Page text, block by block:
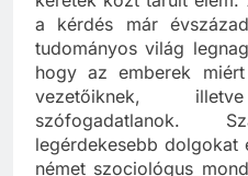
a kérdés már
tudományos világ
hogy az emberek
vezetőiknek,
szófogadatlanok.
legérdekesebb dolgokat
német szociológus